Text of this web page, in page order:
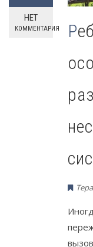
НЕТ
КОММЕНТАРИЯ
Ребенок с